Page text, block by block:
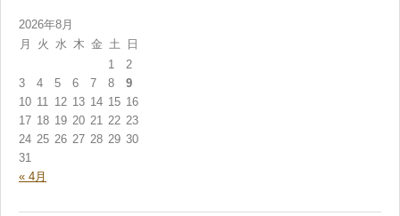
2026年8月
月
火 水 木 金 土
日
1
2
3
4 5 6 7 8
9
10 11 12 13 14 15 16
17 18 19 20 21 22 23
24 25 26 27 28 29 30
31
« 4月